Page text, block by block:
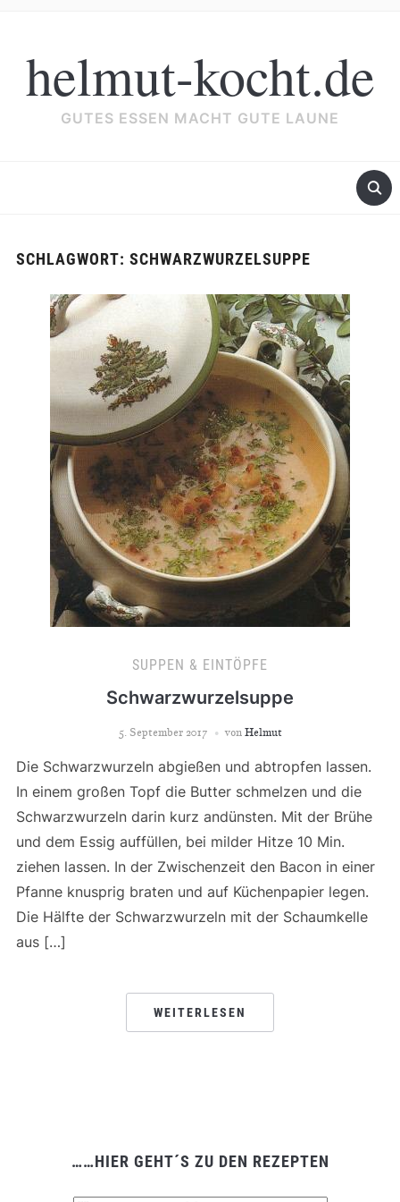
helmut-kocht.de
GUTES ESSEN MACHT GUTE LAUNE
……HIER GEHT´S ZU DEN REZEPTEN
SCHLAGWORT: SCHWARZWURZELSUPPE
SUPPEN & EINTÖPFE
Schwarzwurzelsuppe
5. September 2017 von Helmut
Die Schwarzwurzeln abgießen und abtropfen lassen.
In einem großen Topf die Butter schmelzen und die
Schwarzwurzeln darin kurz andünsten. Mit der Brühe
und dem Essig auffüllen, bei milder Hitze 10 Min.
ziehen lassen. In der Zwischenzeit den Bacon in einer
Pfanne knusprig braten und auf Küchenpapier legen.
Die Hälfte der Schwarzwurzeln mit der Schaumkelle
aus […]
WEITERLESEN